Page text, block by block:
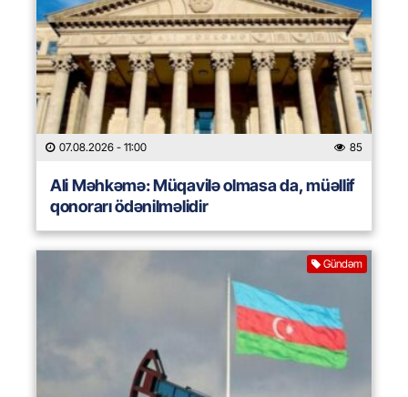
07.08.2026 - 11:00 85
Ali Məhkəmə: Müqavilə olmasa da, müəllif
qonorarı ödənilməlidir
Gündəm